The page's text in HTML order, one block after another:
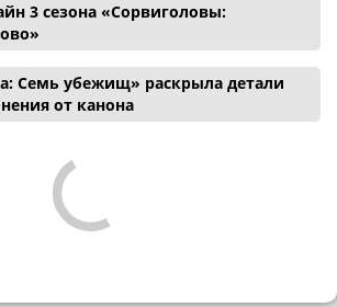
3 сезона «Сорвиголовы:
Семь убежищ» раскрыла детали
от канона